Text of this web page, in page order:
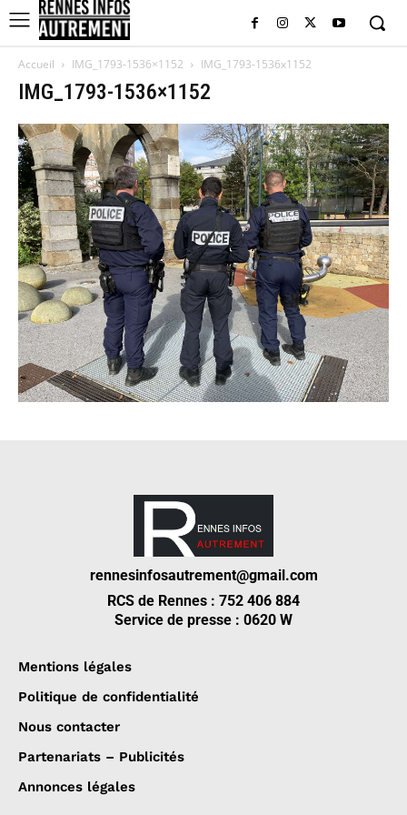
Accueil IMG_1793-1536×1152 IMG_1793-1536x1152
IMG_1793-1536×1152
rennesinfosautrement@gmail.com
RCS de Rennes : 752 406 884
Service de presse : 0620 W
Mentions légales
Politique de confidentialité
Nous contacter
Partenariats – Publicités
Annonces légales